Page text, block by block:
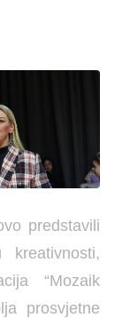
predstavili
“Mozaik
prosvjetne